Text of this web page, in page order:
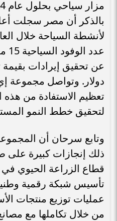
بالذكر أن مصر سجلت
لأنشطة السياحة خلال
دولار. وتواصل مجموعة
تعظيم الاستفادة من هذه
لتحقيق خطط النمو
وتابع سرحان أن
ذلك إنجازات كبيرة على
قطاع الزراعة الحيوي
تأسيس شبكة رقمية
عمليات توزيع منتجات
من خلال تكاملها مع